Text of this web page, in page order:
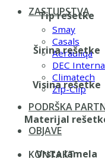
ZASTUPSTVA
Smay
Casals
Aerauliqa
DEC
Climatech
Zip-Clip
PODRŠKA
OBJAVE
KONTAKT
Tip rešetke
Širina rešetke
Visina rešetke
Materijal
Vrsta lamela